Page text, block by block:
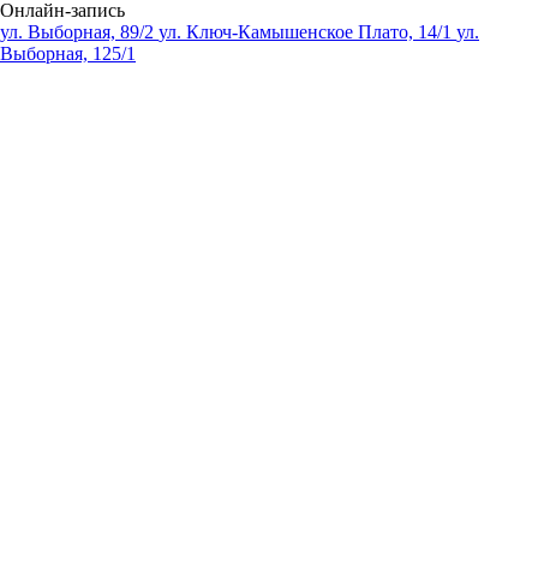
Онлайн-запись
ул. Выборная, 89/2 ул. Ключ-Камышенское Плато, 14/1 ул.
Выборная, 125/1